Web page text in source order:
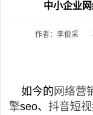
中小企业
作者：李俊采
如今的 网络营
擎seo、 抖音短